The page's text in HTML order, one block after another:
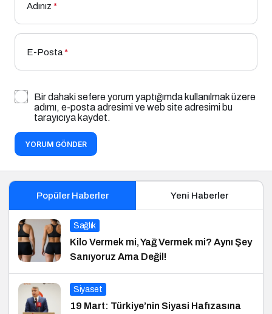
Adınız *
E-Posta*
Bir dahaki sefere yorum yaptığımda kullanılmak üzere
adımı, e-posta adresimi ve web site adresimi bu
tarayıcıya kaydet.
YORUM GÖNDER
Popüler Haberler Yeni Haberler
Sağlık
Kilo Vermek mi, Yağ Vermek mi? Aynı Şey
Sanıyoruz Ama Değil!
Siyaset
19 Mart: Türkiye’nin Siyasi Hafızasına